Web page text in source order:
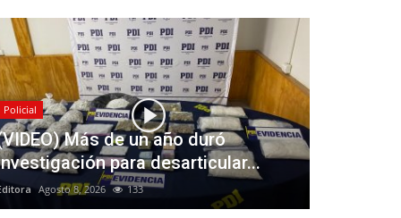
Policial
Más de un año duró
para desarticular...
Agosto 8, 2026 133